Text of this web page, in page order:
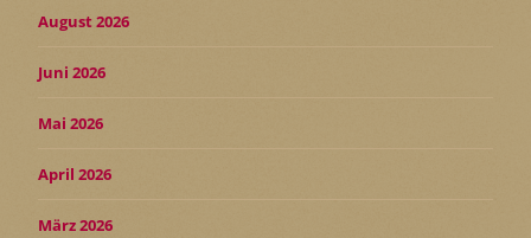
August 2026
Juni 2026
Mai 2026
April 2026
März 2026